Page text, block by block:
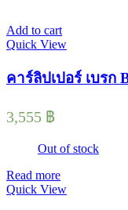
Add to cart
Quick View
คาร์ลิปเปอร์ เบรก
3,555 ฿
Out of stock
Read more
Quick View